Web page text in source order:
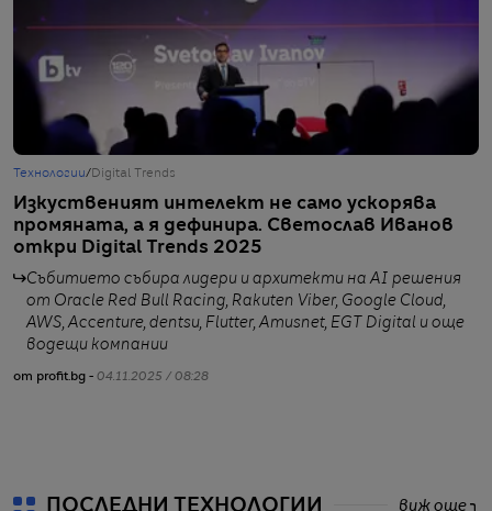
Технологии/Digital Trends
Изкуственият интелект не само ускорява
промяната, а я дефинира. Светослав Иванов
откри Digital Trends 2025
Събитието събира лидери и архитекти на AI решения
от Oracle Red Bull Racing, Rakuten Viber, Google Cloud,
AWS, Accenture, dentsu, Flutter, Amusnet, EGT Digital и още
водещи компании
от profit.bg - 04.11.2025 / 08:28
ПОСЛЕДНИ ТЕХНОЛОГИИ виж още